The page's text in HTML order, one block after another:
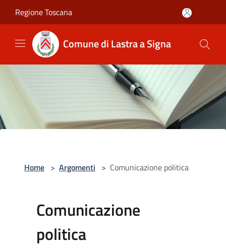
Regione Toscana
Comune di Lastra a Signa
Home > Argomenti > Comunicazione politica
Comunicazione
politica